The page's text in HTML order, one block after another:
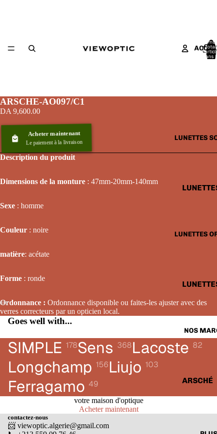
LUNETTES
LUNETTES
HOMME
FEMME
NOS
ARSCHÉ
CARTIER
total
dans
ARSCHE-AO097/C1
DA 9,600.00
Acheter maintenant
Le paiement à la livraison
Description du produit
Dimensions de la monture : 47mm-20mm-140mm
Sexe : homme
Couleur : noire
matière: acétate
Forme : ronde
Ordonnance : Ordonnance disponible ou faites-les ajuster avec des
verres correcteurs par un opticien local.
Goes well with...
SIMPLE 178Sens 368Lacoste 82
Longchamp 156Liujo 103
Ferragamo 49
votre maison d'optique
Acheter maintenant
contactez-nous
📨 viewoptic.algerie@gmail.com